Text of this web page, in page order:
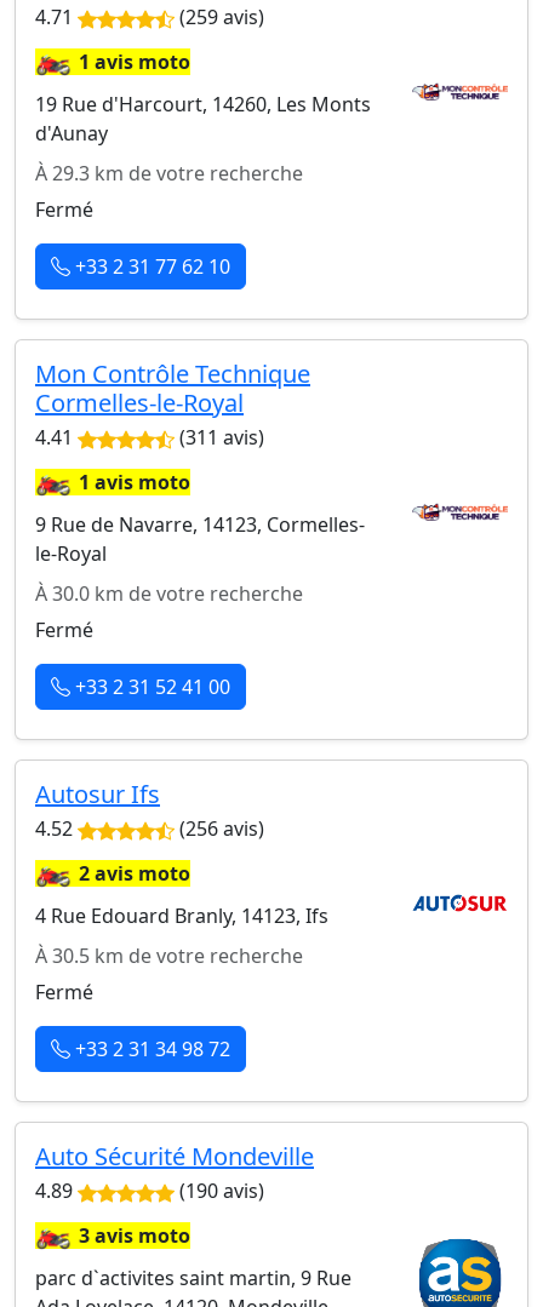
4.71 (259 avis)
🏍️1 avis moto
19 Rue d'Harcourt, 14260, Les Monts
d'Aunay
À 29.3 km de votre recherche
Fermé
+33 2 31 77 62 10
Mon Contrôle Technique
Cormelles-le-Royal
4.41 (311 avis)
🏍️1 avis moto
9 Rue de Navarre, 14123, Cormelles-
le-Royal
À 30.0 km de votre recherche
Fermé
+33 2 31 52 41 00
Autosur Ifs
4.52 (256 avis)
🏍️2 avis moto
4 Rue Edouard Branly, 14123, Ifs
À 30.5 km de votre recherche
Fermé
+33 2 31 34 98 72
Auto Sécurité Mondeville
4.89 (190 avis)
🏍️3 avis moto
parc d`activites saint martin, 9 Rue